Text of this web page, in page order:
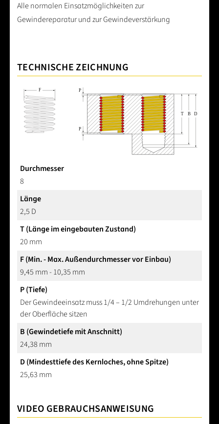
Alle normalen Einsatzmöglichkeiten zur
Gewindereparatur und zur Gewindeverstärkung
TECHNISCHE ZEICHNUNG
Durchmesser
8
Länge
2,5 D
T (Länge im eingebauten Zustand)
20 mm
F (Min. - Max. Außendurchmesser vor Einbau)
9,45 mm - 10,35 mm
P (Tiefe)
Der Gewindeeinsatz muss 1/4 – 1/2 Umdrehungen unter
der Oberfläche sitzen
B (Gewindetiefe mit Anschnitt)
24,38 mm
D (Mindesttiefe des Kernloches, ohne Spitze)
25,63 mm
VIDEO GEBRAUCHSANWEISUNG